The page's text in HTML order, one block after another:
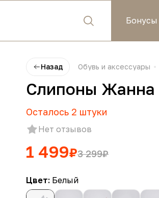
Бонусы
Назад Обувь и аксессуары
Слипоны Жанна
Осталось 2 штуки
Нет отзывов
1 499₽3 299₽
Цвет: Белый